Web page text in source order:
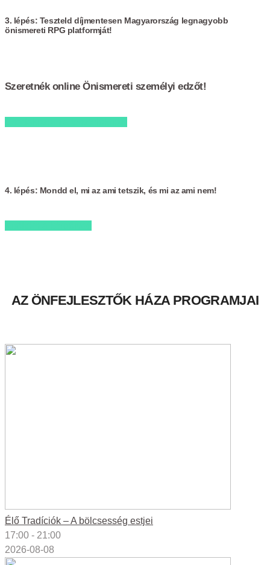
3. lépés: Teszteld díjmentesen Magyarország legnagyobb
önismereti RPG platformját!
Szeretnék online Önismereti személyi edzőt!
4. lépés: Mondd el, mi az ami tetszik, és mi az ami nem!
AZ ÖNFEJLESZTŐK HÁZA PROGRAMJAI
Élő Tradíciók – A bölcsesség estjei
17:00 - 21:00
2026-08-08